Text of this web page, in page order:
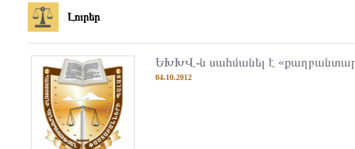
Լուրեր
ԵԽԽՎ-ն սահմանել է
04.10.2012